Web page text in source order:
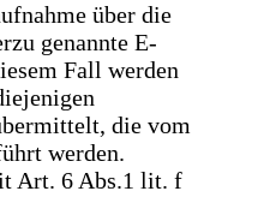
über die
genannte E-
Fall werden
die vom
werden.
Art. 6 Abs.1 lit. f